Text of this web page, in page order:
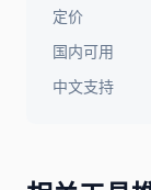
定价
国内可用
中文支持